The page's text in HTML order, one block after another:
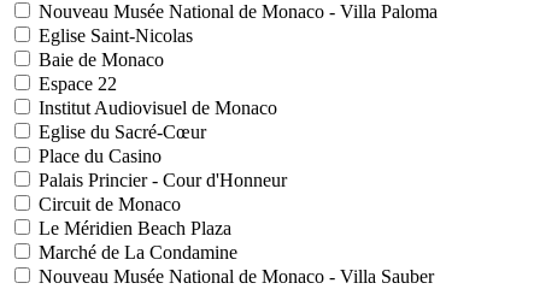
Nouveau Musée National de Monaco - Villa Paloma
Eglise Saint-Nicolas
Baie de Monaco
Espace 22
Institut Audiovisuel de Monaco
Eglise du Sacré-Cœur
Place du Casino
Palais Princier - Cour d'Honneur
Circuit de Monaco
Le Méridien Beach Plaza
Marché de La Condamine
Nouveau Musée National de Monaco - Villa Sauber